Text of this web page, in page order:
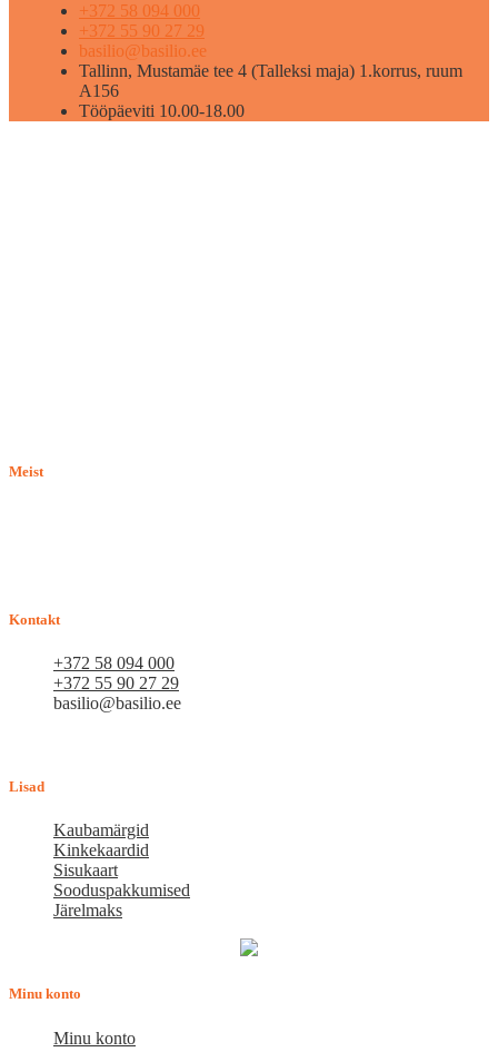
+372 58 094 000
+372 55 90 27 29
basilio@basilio.ee
Tallinn, Mustamäe tee 4 (Talleksi maja) 1.korrus, ruum
A156
Tööpäeviti 10.00-18.00
Meist
Kontakt
+372 58 094 000
+372 55 90 27 29
basilio@basilio.ee
Lisad
Kaubamärgid
Kinkekaardid
Sisukaart
Sooduspakkumised
Järelmaks
Minu konto
Minu konto